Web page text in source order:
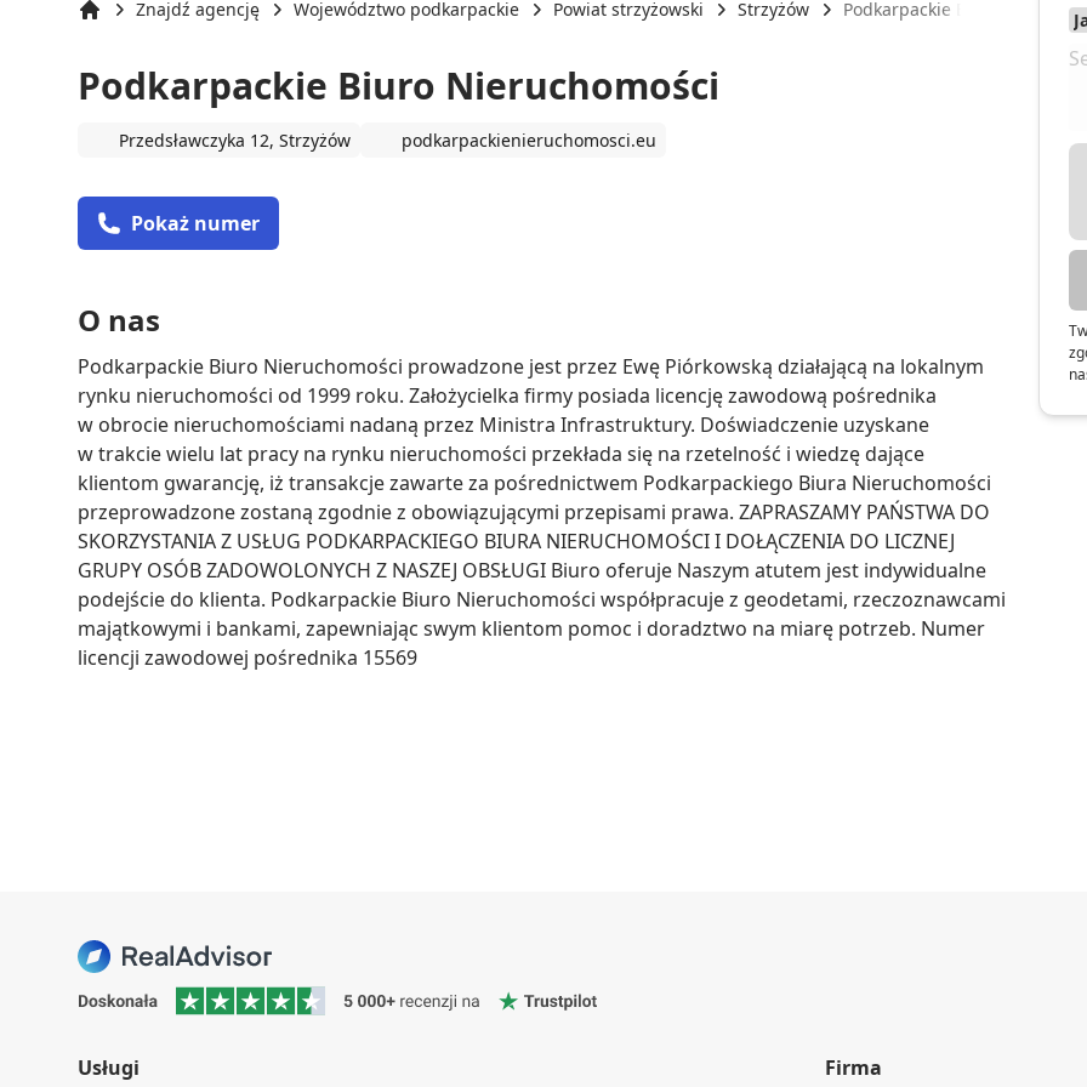
Znajdź agencję Województwo podkarpackie Powiat strzyżowski Strzyżów Podkarpackie Biuro
Podkarpackie Biuro Nieruchomości
Przedsławczyka 12, Strzyżów podkarpackienieruchomosci.eu
Pokaż numer
O nas
Podkarpackie Biuro Nieruchomości prowadzone jest przez Ewę Piórkowską działającą na lokalnym
rynku nieruchomości od 1999 roku. Założycielka firmy posiada licencję zawodową pośrednika
w obrocie nieruchomościami nadaną przez Ministra Infrastruktury. Doświadczenie uzyskane
w trakcie wielu lat pracy na rynku nieruchomości przekłada się na rzetelność i wiedzę dające
klientom gwarancję, iż transakcje zawarte za pośrednictwem Podkarpackiego Biura Nieruchomości
przeprowadzone zostaną zgodnie z obowiązującymi przepisami prawa. ZAPRASZAMY PAŃSTWA DO
SKORZYSTANIA Z USŁUG PODKARPACKIEGO BIURA NIERUCHOMOŚCI I DOŁĄCZENIA DO LICZNEJ
GRUPY OSÓB ZADOWOLONYCH Z NASZEJ OBSŁUGI Biuro oferuje Naszym atutem jest indywidualne
podejście do klienta. Podkarpackie Biuro Nieruchomości współpracuje z geodetami, rzeczoznawcami
majątkowymi i bankami, zapewniając swym klientom pomoc i doradztwo na miarę potrzeb. Numer
licencji zawodowej pośrednika 15569
Usługi Firma